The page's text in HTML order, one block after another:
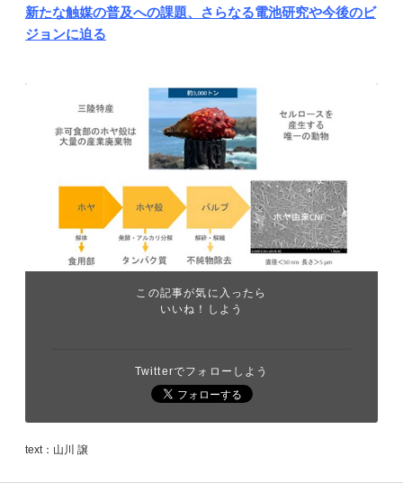
新たな触媒の普及への課題、さらなる電池研究や今後のビ
ジョンに迫る
この記事が気に入ったら
いいね！しよう
Twitterでフォローしよう
text：山川 譲